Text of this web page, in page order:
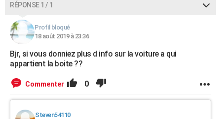
RÉPONSE 1 / 1
Profil bloqué
18 août 2019 à 23:36
Bjr, si vous donniez plus d info sur la voiture a qui
appartient la boite ??
Commenter 0
Steven54110